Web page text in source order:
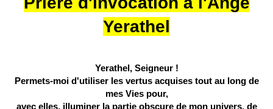
Yerathel
Yerathel, Seigneur !
Permets-moi d'utiliser les vertus acquises tout au long de
mes Vies pour,
avec elles, illuminer la partie obscure de mon univers, de